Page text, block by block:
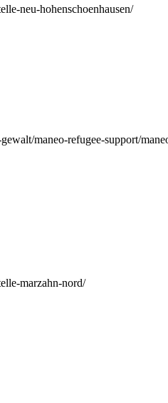
neu-hohenschoenhausen/
maneo-refugee-support/
marzahn-nord/